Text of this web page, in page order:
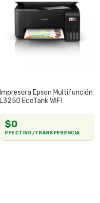
Impresora Epson Multifunción
L3250 EcoTank WIFI
$0
EFECTIVO/TRANSFERENCIA